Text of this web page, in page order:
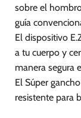
la
sobre el
guía
El dispositivo
a tu cuerpo y
manera segura
El Súper
resistente para